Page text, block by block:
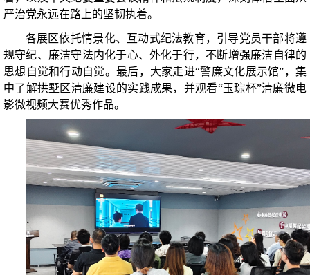
严治党永远在路上的坚韧执着。
各展区依托情景化、互动式纪法教育，引导党员干部将遵
规守纪、廉洁守法内化于心、外化于行，不断增强廉洁自律的
思想自觉和行动自觉。最后，大家走进“警廉文化展示馆”，集
中了解拱墅区清廉建设的实践成果，并观看“玉琮杯”清廉微电
影微视频大赛优秀作品。